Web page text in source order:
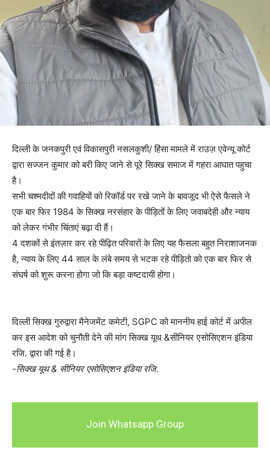
दिल्ली के जनकपुरी एवं विकासपुरी नसलकुशी/ हिंसा मामले में राउज़ एवेन्यू कोर्ट
द्वारा सज्जन कुमार को बरी किए जाने से पूरे सिक्ख समाज में गहरा आघात पहुचा
है।
सभी चश्मदीदों की गवाहियों को रिकॉर्ड पर रखे जाने के बावजूद भी ऐसे फैसले ने
एक बार फिर 1984 के सिक्ख नरसंहार के पीड़ितों के लिए जवाबदेही और न्याय
को लेकर गंभीर चिंताएं बढ़ा दी हैं।
4 दशकों से इंतज़ार कर रहे पीढ़ित परिवारों के लिए यह फैसला बहुत निराशाजनक
है, न्याय के लिए 44 साल के लंबे समय से भटक रहे पीड़ितो को एक बार फिर से
संघर्ष को शुरू करना होगा जो कि बड़ा कष्टदायी होगा।
दिल्ली सिक्ख गुरुद्वारा मैनेजमेंट कमेटी, SGPC को माननीय हाई कोर्ट में अपील
कर इस आदेश को चुनौती देने की मांग सिक्ख यूथ &सीनियर एसोसिएशन इंडिया
रजि. द्वारा की गई है।
-सिक्ख यूथ & सीनियर एसोसिएशन इंडिया रजि.
Join Whatsapp Group